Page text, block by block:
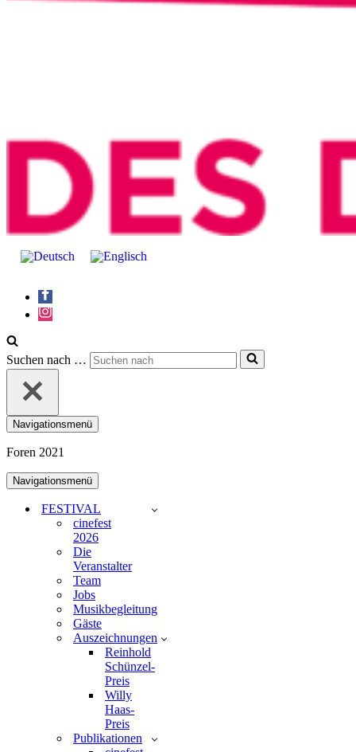
Suchen nach …
Navigationsmenü
Foren 2021
Navigationsmenü
FESTIVAL
cinefest
2026
Die
Veranstalter
Team
Jobs
Musikbegleitung
Gäste
Auszeichnungen
Reinhold
Schünzel-
Preis
Willy
Haas-
Preis
Publikationen